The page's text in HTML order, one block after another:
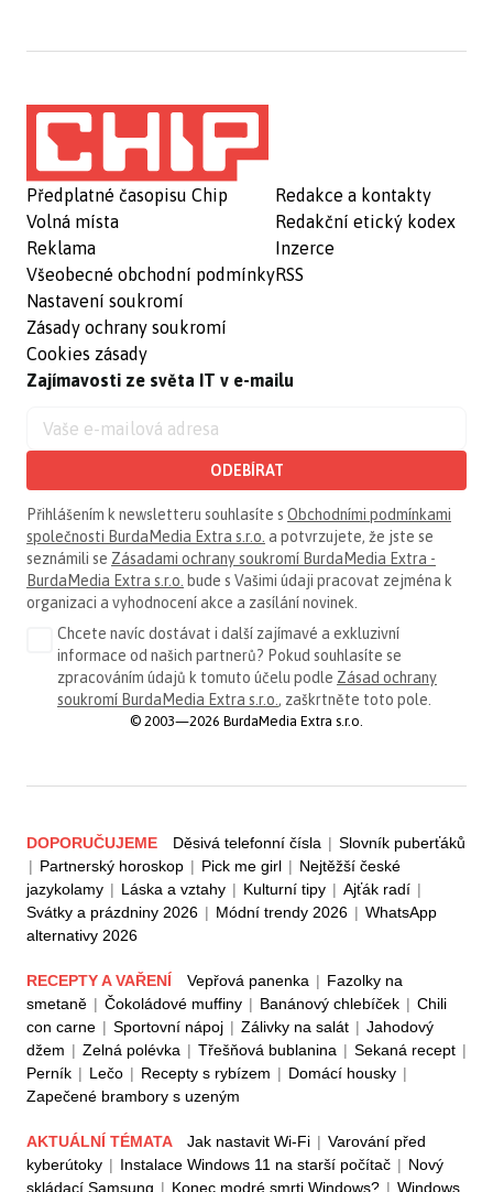
Předplatné časopisu Chip
Volná místa
Reklama
Všeobecné obchodní podmínky
Nastavení soukromí
Zásady ochrany soukromí
Cookies zásady
Redakce a kontakty
Redakční etický kodex
Inzerce
RSS
Zajímavosti ze světa IT v e-mailu
ODEBÍRAT
Přihlášením k newsletteru souhlasíte s Obchodními podmínkami
společnosti BurdaMedia Extra s.r.o. a potvrzujete, že jste se
seznámili se Zásadami ochrany soukromí BurdaMedia Extra -
BurdaMedia Extra s.r.o. bude s Vašimi údaji pracovat zejména k
organizaci a vyhodnocení akce a zasílání novinek.
Chcete navíc dostávat i další zajímavé a exkluzivní
informace od našich partnerů? Pokud souhlasíte se
zpracováním údajů k tomuto účelu podle Zásad ochrany
soukromí BurdaMedia Extra s.r.o. , zaškrtněte toto pole.
© 2003—2026 BurdaMedia Extra s.r.o.
DOPORUČUJEME Děsivá telefonní čísla | Slovník puberťáků
| Partnerský horoskop | Pick me girl | Nejtěžší české
jazykolamy | Láska a vztahy | Kulturní tipy | Ajťák radí |
Svátky a prázdniny 2026 | Módní trendy 2026 | WhatsApp
alternativy 2026
RECEPTY A VAŘENÍ Vepřová panenka | Fazolky na
smetaně | Čokoládové muffiny | Banánový chlebíček | Chili
con carne | Sportovní nápoj | Zálivky na salát | Jahodový
džem | Zelná polévka | Třešňová bublanina | Sekaná recept |
Perník | Lečo | Recepty s rybízem | Domácí housky |
Zapečené brambory s uzeným
AKTUÁLNÍ TÉMATA Jak nastavit Wi-Fi | Varování před
kyberútoky | Instalace Windows 11 na starší počítač | Nový
skládací Samsung | Konec modré smrti Windows? | Windows